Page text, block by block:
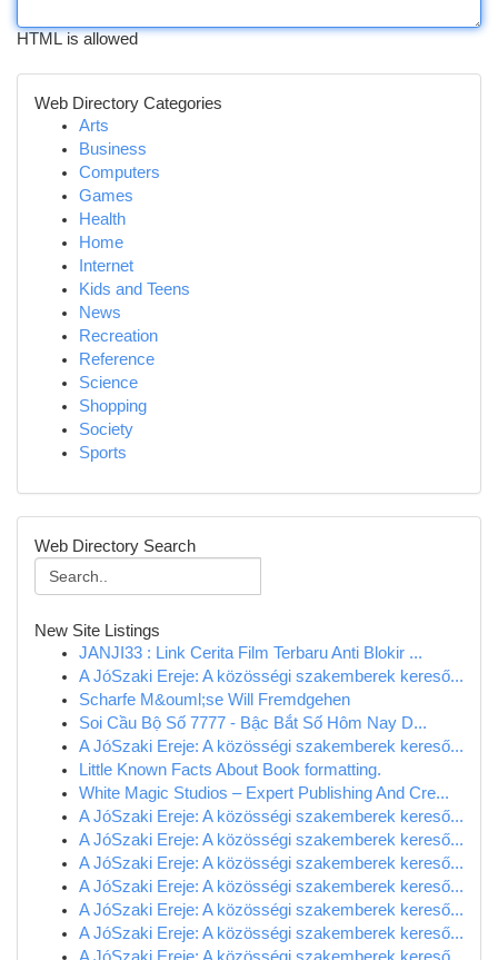
HTML is allowed
Web Directory Categories
Arts
Business
Computers
Games
Health
Home
Internet
Kids and Teens
News
Recreation
Reference
Science
Shopping
Society
Sports
Web Directory Search
New Site Listings
JANJI33 : Link Cerita Film Terbaru Anti Blokir ...
A JóSzaki Ereje: A közösségi szakemberek kereső...
Scharfe M&ouml;se Will Fremdgehen
Soi Cầu Bộ Số 7777 - Bậc Bắt Số Hôm Nay D...
A JóSzaki Ereje: A közösségi szakemberek kereső...
Little Known Facts About Book formatting.
White Magic Studios – Expert Publishing And Cre...
A JóSzaki Ereje: A közösségi szakemberek kereső...
A JóSzaki Ereje: A közösségi szakemberek kereső...
A JóSzaki Ereje: A közösségi szakemberek kereső...
A JóSzaki Ereje: A közösségi szakemberek kereső...
A JóSzaki Ereje: A közösségi szakemberek kereső...
A JóSzaki Ereje: A közösségi szakemberek kereső...